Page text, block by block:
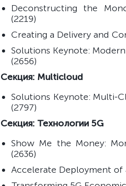
Deconstructing the
(2219)
Creating a Delivery and
Solutions Keynote:
(2656)
Секция: Multicloud
Solutions Keynote: Multi-
(2797)
Секция: Технологии 5G
Show Me the Money:
(2636)
Accelerate Deployment of